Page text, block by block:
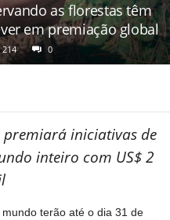
as florestas têm
em premiação global
214 0
premiará iniciativas de
inteiro com US$ 2
terão até o dia 31 de